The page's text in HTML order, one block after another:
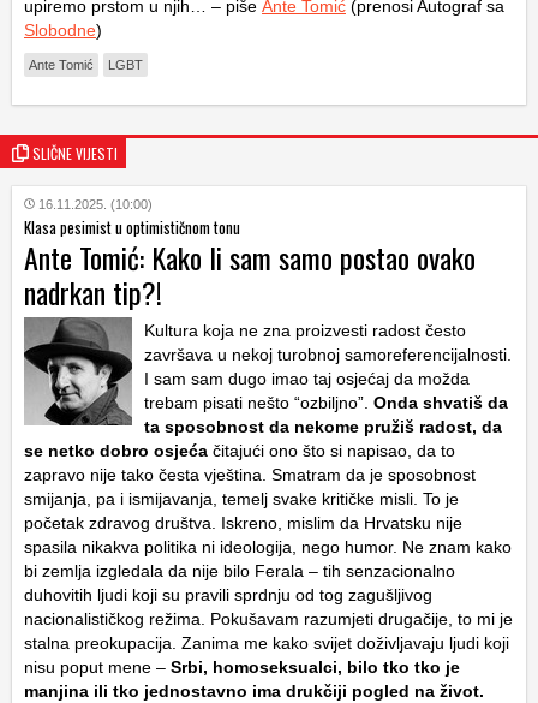
upiremo prstom u njih… – piše Ante Tomić (prenosi Autograf sa
Slobodne)
Ante Tomić LGBT
SLIČNE VIJESTI
16.11.2025. (10:00)
Klasa pesimist u optimističnom tonu
Ante Tomić: Kako li sam samo postao ovako
nadrkan tip?!
Kultura koja ne zna proizvesti radost često
završava u nekoj turobnoj samoreferencijalnosti.
I sam sam dugo imao taj osjećaj da možda
trebam pisati nešto “ozbiljno”. Onda shvatiš da
ta sposobnost da nekome pružiš radost, da
se netko dobro osjeća čitajući ono što si napisao, da to
zapravo nije tako česta vještina. Smatram da je sposobnost
smijanja, pa i ismijavanja, temelj svake kritičke misli. To je
početak zdravog društva. Iskreno, mislim da Hrvatsku nije
spasila nikakva politika ni ideologija, nego humor. Ne znam kako
bi zemlja izgledala da nije bilo Ferala – tih senzacionalno
duhovitih ljudi koji su pravili sprdnju od tog zagušljivog
nacionalističkog režima. Pokušavam razumjeti drugačije, to mi je
stalna preokupacija. Zanima me kako svijet doživljavaju ljudi koji
nisu poput mene – Srbi, homoseksualci, bilo tko tko je
manjina ili tko jednostavno ima drukčiji pogled na život.